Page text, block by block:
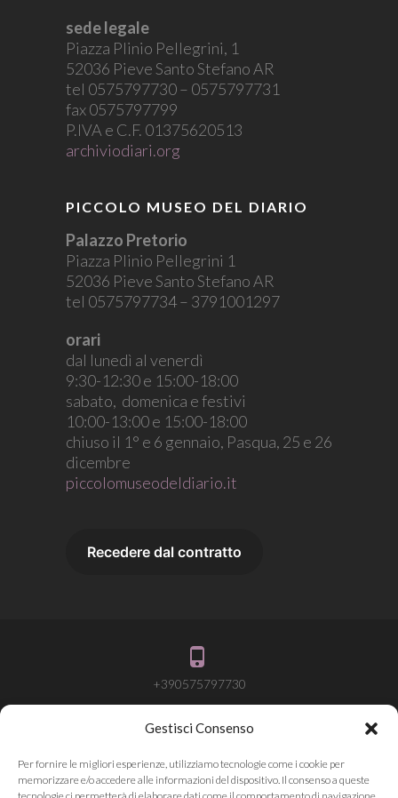
Gestisci Consenso
Per fornire le migliori esperienze, utilizziamo tecnologie come i cookie per
memorizzare e/o accedere alle informazioni del dispositivo. Il consenso a queste
sede legale
Piazza Plinio Pellegrini, 1
52036 Pieve Santo Stefano AR
tel 0575797730 – 0575797731
fax 0575797799
P.IVA e C.F. 01375620513
archiviodiari.org
PICCOLO MUSEO DEL DIARIO
Palazzo Pretorio
Piazza Plinio Pellegrini 1
52036 Pieve Santo Stefano AR
tel 0575797734 – 3791001297
orari
dal lunedì al venerdì
9:30-12:30 e 15:00-18:00
sabato, domenica e festivi
10:00-13:00 e 15:00-18:00
chiuso il 1° e 6 gennaio, Pasqua, 25 e 26
dicembre
piccolomuseodeldiario.it
+390575797730